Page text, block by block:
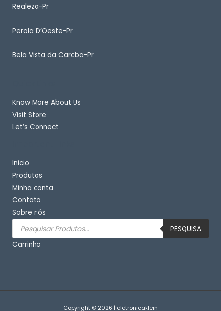
Realeza-Pr
Perola D’Oeste-Pr
Bela Vista da Caroba-Pr
Know More About Us
Visit Store
Let’s Connect
Inicio
Produtos
Minha conta
Contato
Sobre nós
Pesquisar
produtos
PESQUISA
Carrinho
Copyright © 2026 | eletronicaklein